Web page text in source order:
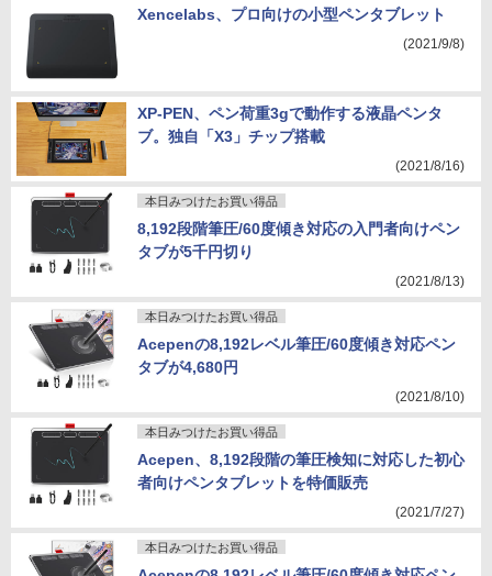
Xencelabs、プロ向けの小型ペンタブレット
(2021/9/8)
XP-PEN、ペン荷重3gで動作する液晶ペンタ
ブ。独自「X3」チップ搭載
(2021/8/16)
本日みつけたお買い得品
8,192段階筆圧/60度傾き対応の入門者向けペン
タブが5千円切り
(2021/8/13)
本日みつけたお買い得品
Acepenの8,192レベル筆圧/60度傾き対応ペン
タブが4,680円
(2021/8/10)
本日みつけたお買い得品
Acepen、8,192段階の筆圧検知に対応した初心
者向けペンタブレットを特価販売
(2021/7/27)
本日みつけたお買い得品